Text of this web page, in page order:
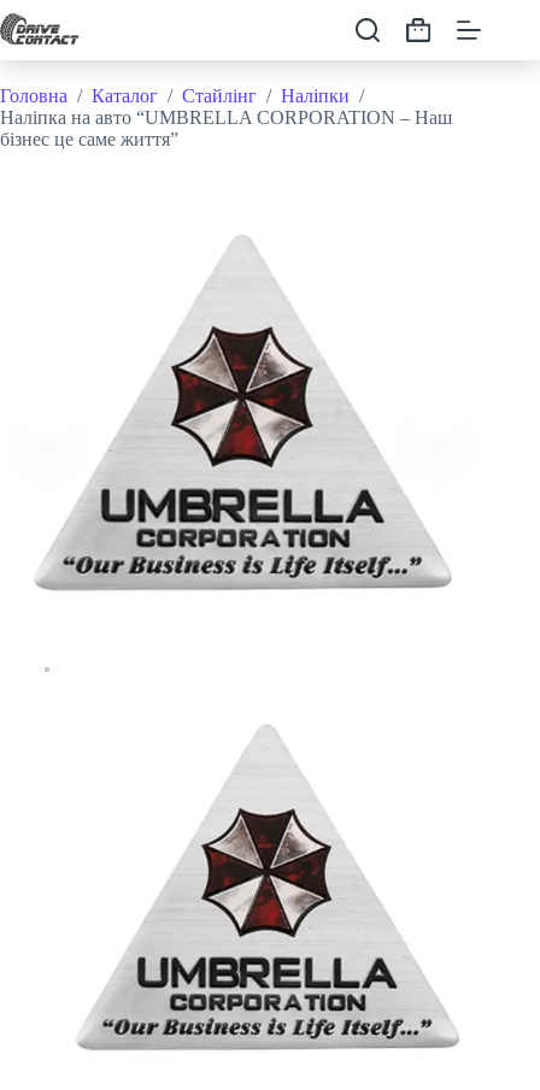
Перейти
до
Кошик
Головна / Каталог / Стайлінг / Наліпки /
Наліпка на авто “UMBRELLA CORPORATION – Наш
бізнес це саме життя”